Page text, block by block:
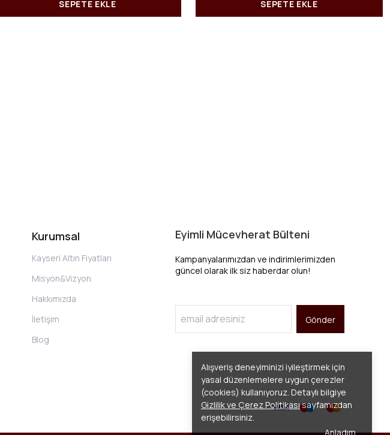
Alışveriş deneyiminizi iyileştirmek için
yasal düzenlemelere uygun çerezler
(cookies) kullanıyoruz. Detaylı bilgiye
Gizlilik ve Çerez Politikasısayfamızdan
erişebilirsiniz.
Anladım
SEPETE EKLE SEPETE EKLE
Kurumsal
Kayseri Altın Fiyatları
Misyon&Vizyon
Hakkımızda
İletişim
Blog
Eyimli Mücevherat Bülteni
Kampanyalarımızdan ve indirimlerimizden
güncel olarak ilk siz haberdar olun!
Gönder